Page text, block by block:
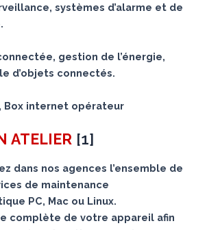
systèmes d’alarme et de
gestion de l’énergie,
d’objets connectés.
Box internet opérateur
ATELIER [1]
dans nos agences l’ensemble de
de maintenance
PC, Mac ou Linux.
complète de votre appareil afin